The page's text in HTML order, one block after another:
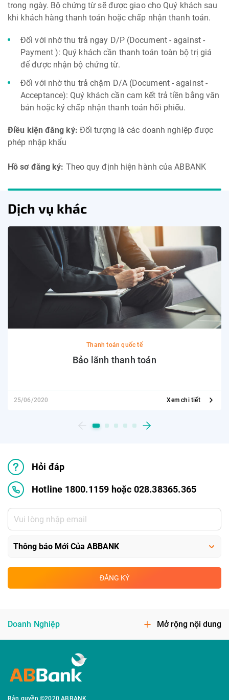
trong ngày. Bộ chứng từ sẽ được giao cho Quý khách sau
khi khách hàng thanh toán hoặc chấp nhận thanh toán.
Đối với nhờ thu trả ngay D/P (Document - against -
Payment ): Quý khách cần thanh toán toàn bộ trị giá
để được nhận bộ chứng từ.
Đối với nhờ thu trả chậm D/A (Document - against -
Acceptance): Quý khách cần cam kết trả tiền bằng văn
bản hoặc ký chấp nhận thanh toán hối phiếu.
Điều kiện đăng ký: Đối tượng là các doanh nghiệp được
phép nhập khẩu
Hồ sơ đăng ký: Theo quy định hiện hành của ABBANK
Dịch vụ khác
Thanh toán quốc tế
Bảo lãnh thanh toán
25/06/2020 Xem chi tiết
Hỏi đáp
Hotline 1800.1159 hoặc 028.38365.365
ĐĂNG KÝ
Doanh Nghiệp Mở rộng nội dung
Bản quyền ©2020 ABBANK